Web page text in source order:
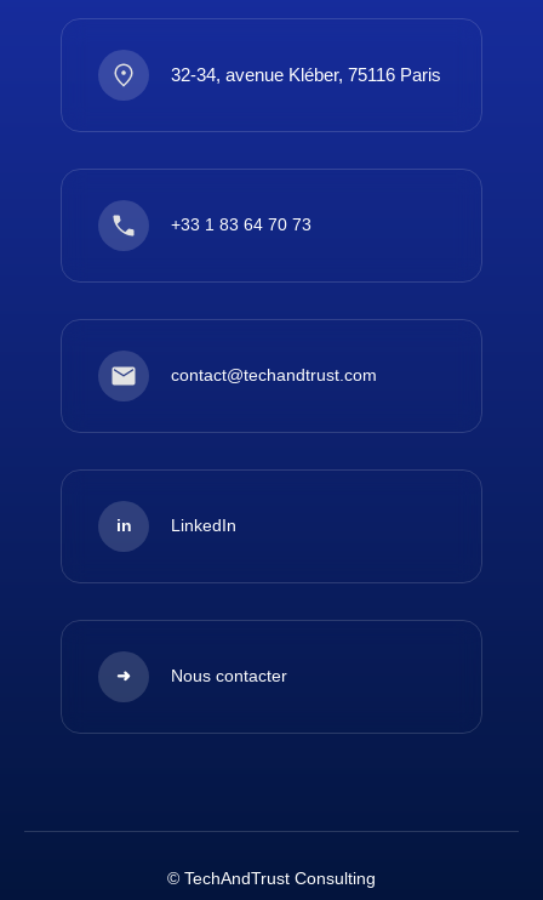
32-34, avenue Kléber, 75116 Paris
+33 1 83 64 70 73
contact@techandtrust.com
in LinkedIn
➜ Nous contacter
© TechAndTrust Consulting